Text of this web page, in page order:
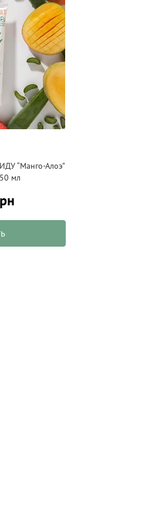
“Манго-Алоэ”
мл